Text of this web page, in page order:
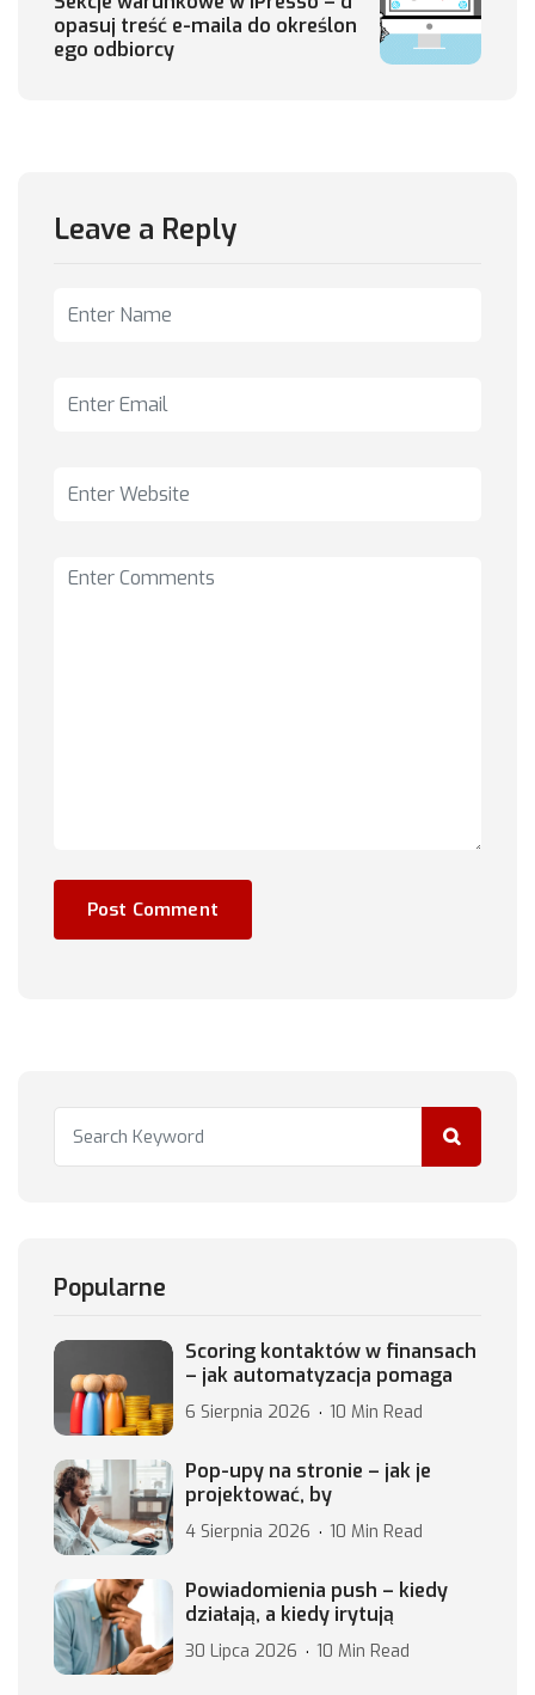
opasuj treść e-maila do określon
ego odbiorcy
Leave a Reply
Popularne
Scoring kontaktów w finansach
– jak automatyzacja pomaga
6 Sierpnia 2026 10 Min Read
Pop-upy na stronie – jak je
projektować, by
4 Sierpnia 2026 10 Min Read
Powiadomienia push – kiedy
działają, a kiedy irytują
30 Lipca 2026 10 Min Read